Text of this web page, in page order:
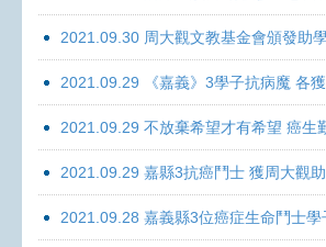
2021.09.30 周大觀文教基金會頒發
2021.09.29 《嘉義》3學子抗病魔 各
2021.09.29 不放棄希望才有希望 癌生
2021.09.29 嘉縣3抗癌鬥士 獲周大觀
2021.09.28 嘉義縣3位癌症生命鬥士